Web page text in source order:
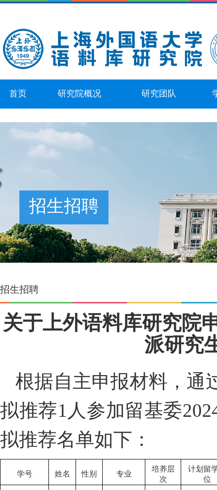
首页 研究院概况 研究团队
招生招聘
招生招聘
关于上外语料库研究院
派研究
根据自主申报材料，通
拟推荐1 人参加留基委
拟推荐名单如下：
学号 姓名 性别 专业
培养层
次
计划留
位